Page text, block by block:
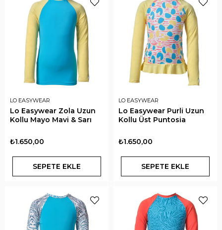
LO EASYWEAR
Lo Easywear Zola Uzun
Kollu Mayo Mavi & Sarı
₺1.650,00
SEPETE EKLE
LO EASYWEAR
Lo Easywear Purli Uzun
Kollu Üst Puntosia
₺1.650,00
SEPETE EKLE